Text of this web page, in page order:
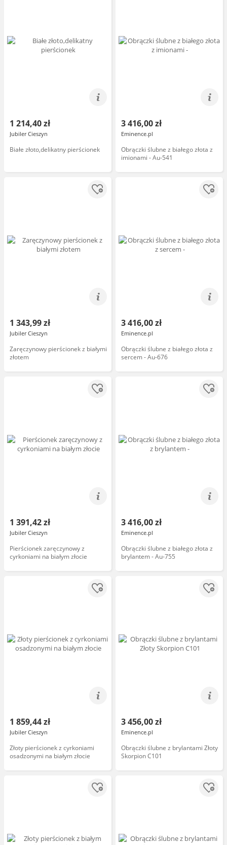
1 214,40 zł
Jubiler Cieszyn
Białe złoto,delikatny pierścionek
3 416,00 zł
Eminence.pl
Obrączki ślubne z białego złota z
imionami - Au-541
1 343,99 zł
Jubiler Cieszyn
Zaręczynowy pierścionek z białymi
złotem
3 416,00 zł
Eminence.pl
Obrączki ślubne z białego złota z
sercem - Au-676
1 391,42 zł
Jubiler Cieszyn
Pierścionek zaręczynowy z
cyrkoniami na białym złocie
3 416,00 zł
Eminence.pl
Obrączki ślubne z białego złota z
brylantem - Au-755
1 859,44 zł
Jubiler Cieszyn
Złoty pierścionek z cyrkoniami
osadzonymi na białym złocie
3 456,00 zł
Eminence.pl
Obrączki ślubne z brylantami Złoty
Skorpion C101